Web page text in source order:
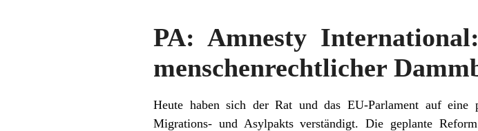
PA: Amnesty
menschenrechtlicher
Heute haben sich der Rat und das EU-Parlament auf
Migrations- und Asylpakts verständigt. Die geplante